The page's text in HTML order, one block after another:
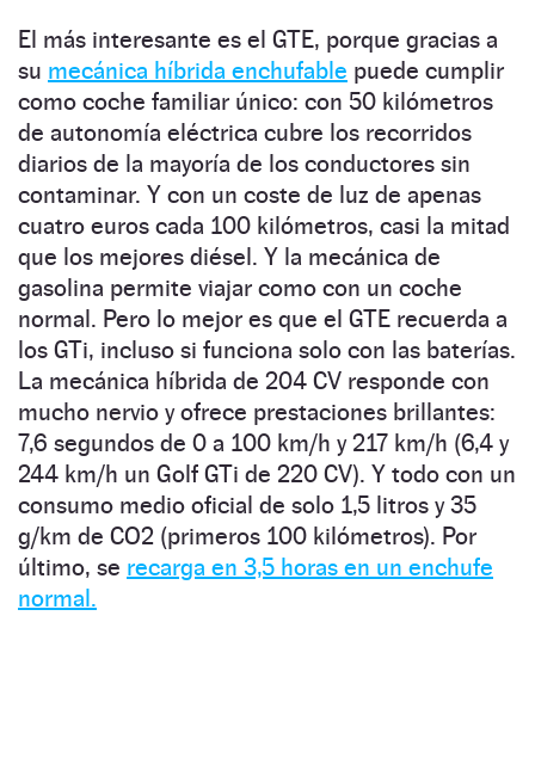
El más interesante es el GTE, porque gracias a
su mecánica híbrida enchufable puede cumplir
como coche familiar único: con 50 kilómetros
de autonomía eléctrica cubre los recorridos
diarios de la mayoría de los conductores sin
contaminar. Y con un coste de luz de apenas
cuatro euros cada 100 kilómetros, casi la mitad
que los mejores diésel. Y la mecánica de
gasolina permite viajar como con un coche
normal. Pero lo mejor es que el GTE recuerda a
los GTi, incluso si funciona solo con las baterías.
La mecánica híbrida de 204 CV responde con
mucho nervio y ofrece prestaciones brillantes:
7,6 segundos de 0 a 100 km/h y 217 km/h (6,4 y
244 km/h un Golf GTi de 220 CV). Y todo con un
consumo medio oficial de solo 1,5 litros y 35
g/km de CO2 (primeros 100 kilómetros). Por
último, se recarga en 3,5 horas en un enchufe
normal.